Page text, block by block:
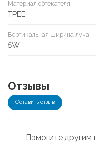
Материал обтекателя
TPEE
Вертикальная ширина луча
5W
Отзывы
Оставить отзыв
Помогите другим